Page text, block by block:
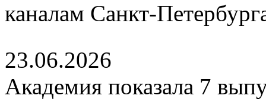
каналам Санкт-
23.06.2026
Академия показала 7